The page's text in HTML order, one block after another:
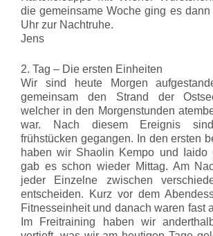
die gemeinsame Woche ging es
Uhr zur Nachtruhe.
Jens
2. Tag – Die ersten Einheiten
Wir sind heute Morgen
gemeinsam den Strand der
welcher in den Morgenstunden
war. Nach diesem Ereignis
frühstücken gegangen. In den ersten
haben wir Shaolin Kempo und Iaido
gab es schon wieder Mittag. Am
jeder Einzelne zwischen
entscheiden. Kurz vor dem
Fitnesseinheit und danach waren fast
Im Freitraining haben wir